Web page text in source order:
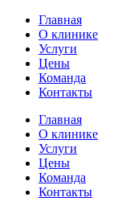
Главная
О клинике
Услуги
Цены
Команда
Контакты
Главная
О клинике
Услуги
Цены
Команда
Контакты